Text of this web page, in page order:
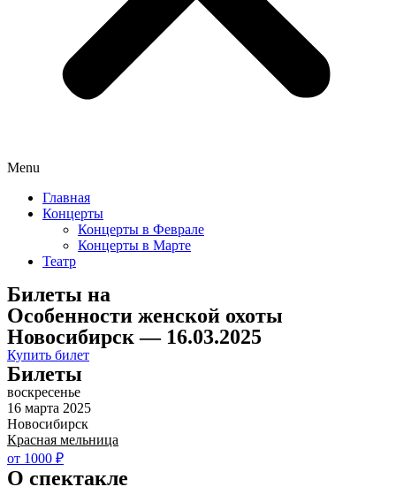
Menu
Главная
Концерты
Концерты в Феврале
Концерты в Марте
Театр
Билеты на
Особенности женской охоты
Новосибирск — 16.03.2025
Купить билет
Билеты
воскресенье
16 марта 2025
Новосибирск
Красная мельница
от 1000 ₽
О спектакле